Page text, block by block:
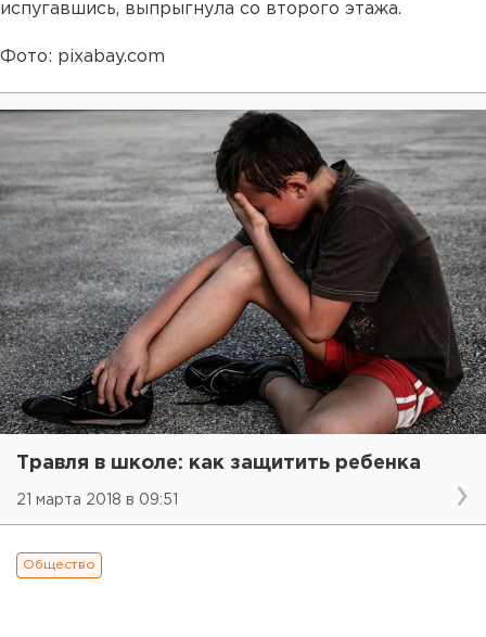
испугавшись, выпрыгнула со второго этажа.
Фото: pixabay.com
Травля в школе: как защитить ребенка
21 марта 2018 в 09:51
Общество